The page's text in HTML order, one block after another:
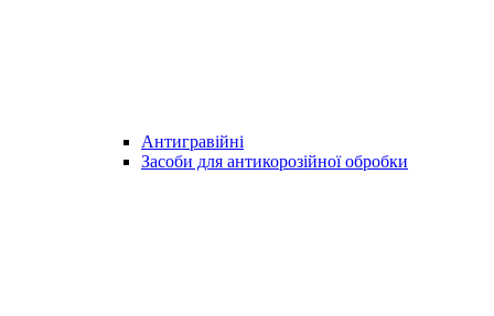
Антигравійні
Засоби для антикорозійної обробки